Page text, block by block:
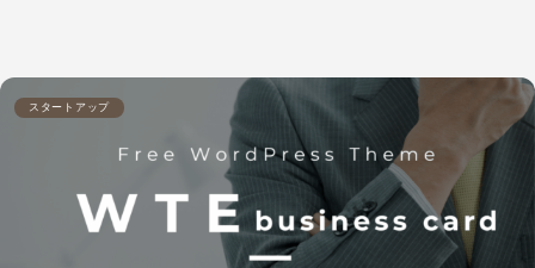
スタートアップ